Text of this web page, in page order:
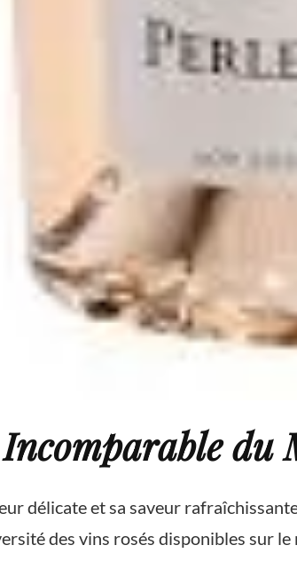
du
délicate et sa saveur
des vins rosés disponibles sur